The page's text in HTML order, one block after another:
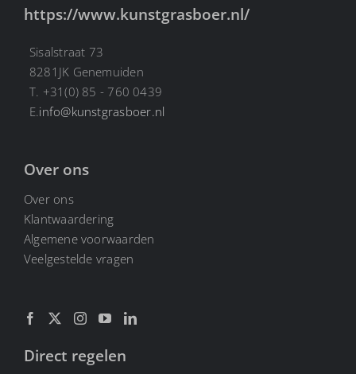
https://www.kunstgrasboer.nl/
Sisalstraat 73
8281JK Genemuiden
T. +31(0) 85 - 760 0439
E.info@kunstgrasboer.nl
Over ons
Over ons
Klantwaardering
Algemene voorwaarden
Veelgestelde vragen
Direct regelen